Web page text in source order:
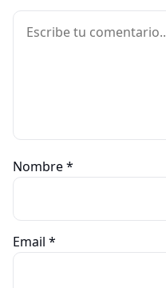
Comentario
Nombre*
Email *